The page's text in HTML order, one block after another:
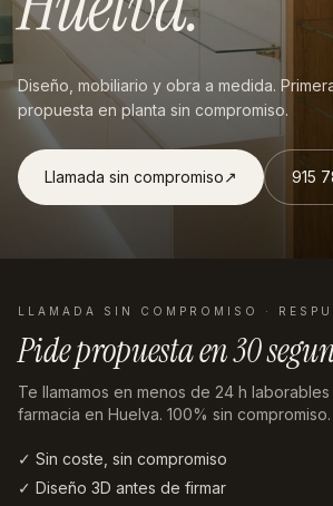
Diseño, mobiliario y obra a medida.
propuesta en planta sin compromiso.
Llamada sin compromiso↗︎ 915
LLAMADA SIN COMPROMISO ·
Pide propuesta en30
Te llamamos en menos de 24 h laborables
farmacia en Huelva. 100% sin compromiso.
✓ Sin coste, sin compromiso
✓ Diseño 3D antes de firmar